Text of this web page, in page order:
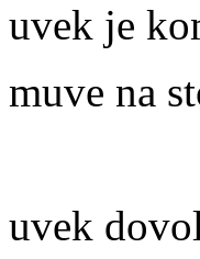
uvek je
muve na
uvek